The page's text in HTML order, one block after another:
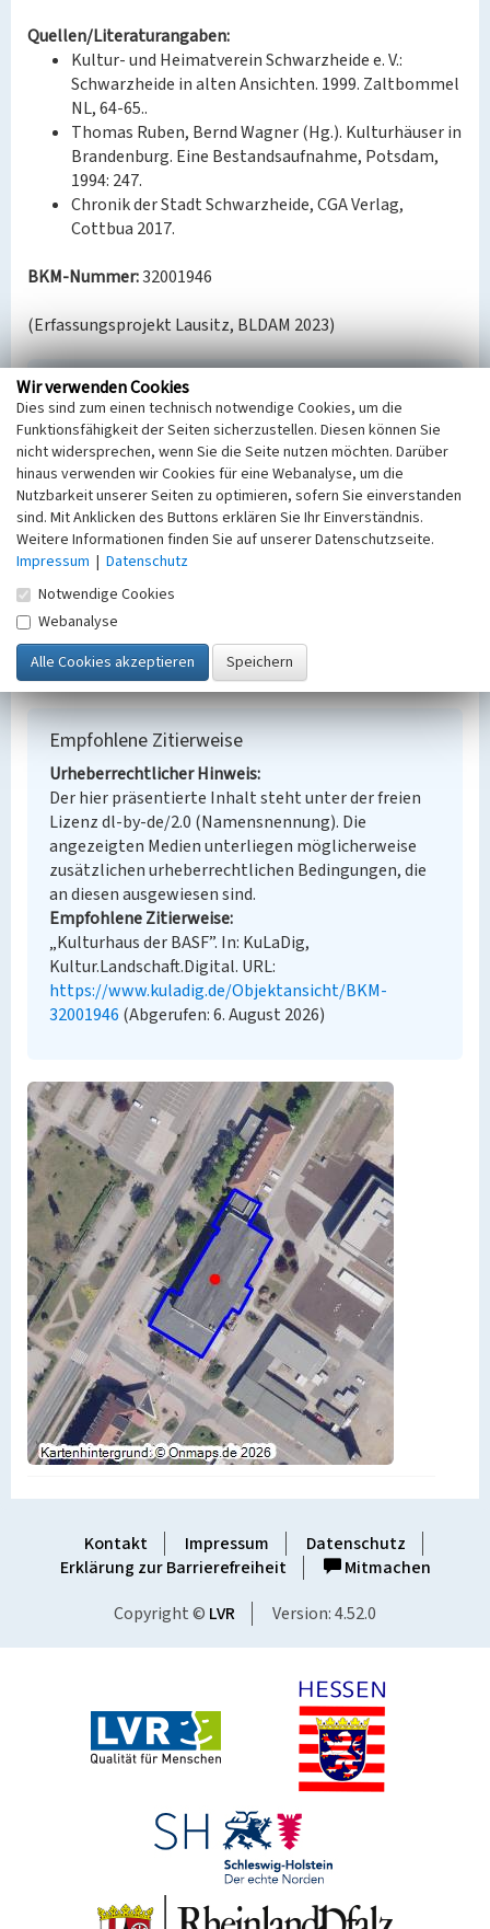
Quellen/Literaturangaben:
Kultur- und Heimatverein Schwarzheide e. V.:
Schwarzheide in alten Ansichten. 1999. Zaltbommel
NL, 64-65..
Thomas Ruben, Bernd Wagner (Hg.). Kulturhäuser in
Brandenburg. Eine Bestandsaufnahme, Potsdam,
1994: 247.
Chronik der Stadt Schwarzheide, CGA Verlag,
Cottbua 2017.
BKM-Nummer:32001946
(Erfassungsprojekt Lausitz, BLDAM 2023)
Kulturhaus der BASF
Schlagwörter
Kulturzentrum Kulturforum (Bauwerk)
Ort
Schwarzheide
Fachsicht(en)
Denkmalpflege
Erfassungsmaßstab
Keine Angabe
Erfassungsmethode
Übernahme aus externer Fachdatenbank
Empfohlene Zitierweise
Urheberrechtlicher Hinweis
Der hier präsentierte Inhalt steht unter der freien
Lizenz dl-by-de/2.0 (Namensnennung). Die
angezeigten Medien unterliegen möglicherweise
zusätzlichen urheberrechtlichen Bedingungen, die
an diesen ausgewiesen sind.
Empfohlene Zitierweise
„Kulturhaus der BASF”. In: KuLaDig,
Kultur.Landschaft.Digital. URL:
https://www.kuladig.de/Objektansicht/BKM-
32001946 (Abgerufen: 6. August 2026)
Kontakt Impressum
Datenschutz
Erklärung zur Barrierefreiheit
Mitmachen
Copyright © LVR Version: 4.52.0
Wir verwenden Cookies
Dies sind zum einen technisch notwendige Cookies, um die
Funktionsfähigkeit der Seiten sicherzustellen. Diesen können Sie
nicht widersprechen, wenn Sie die Seite nutzen möchten. Darüber
hinaus verwenden wir Cookies für eine Webanalyse, um die
Nutzbarkeit unserer Seiten zu optimieren, sofern Sie einverstanden
sind. Mit Anklicken des Buttons erklären Sie Ihr Einverständnis.
Weitere Informationen finden Sie auf unserer Datenschutzseite.
Impressum | Datenschutz
Notwendige Cookies
Webanalyse